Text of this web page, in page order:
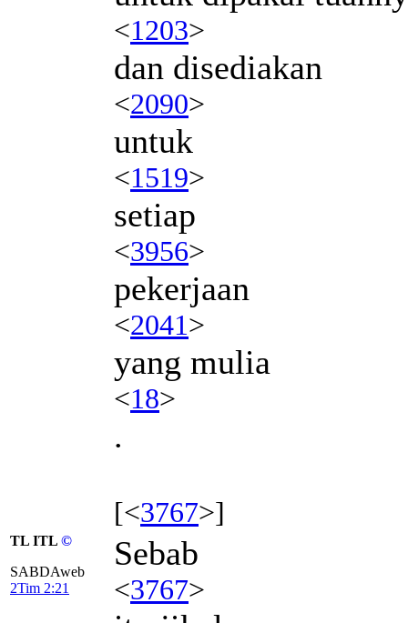
<1203>
dan disediakan
<2090>
untuk
<1519>
setiap
<3956>
pekerjaan
<2041>
yang mulia
<18>
.
[<3767>]
TL ITL ©
SABDAweb
2Tim 2:21
Sebab
<3767>